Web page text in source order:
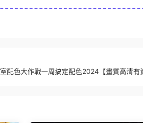
配色大作戰一周搞定配色2024【畫質高清有